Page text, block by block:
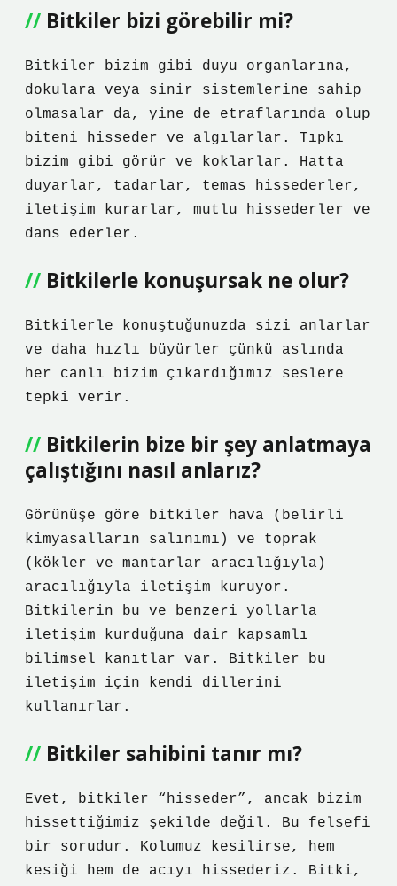
Bitkiler bizi görebilir mi?
Bitkiler bizim gibi duyu organlarına,
dokulara veya sinir sistemlerine sahip
olmasalar da, yine de etraflarında olup
biteni hisseder ve algılarlar. Tıpkı
bizim gibi görür ve koklarlar. Hatta
duyarlar, tadarlar, temas hissederler,
iletişim kurarlar, mutlu hissederler ve
dans ederler.
Bitkilerle konuşursak ne olur?
Bitkilerle konuştuğunuzda sizi anlarlar
ve daha hızlı büyürler çünkü aslında
her canlı bizim çıkardığımız seslere
tepki verir.
Bitkilerin bize bir şey anlatmaya
çalıştığını nasıl anlarız?
Görünüşe göre bitkiler hava (belirli
kimyasalların salınımı) ve toprak
(kökler ve mantarlar aracılığıyla)
aracılığıyla iletişim kuruyor.
Bitkilerin bu ve benzeri yollarla
iletişim kurduğuna dair kapsamlı
bilimsel kanıtlar var. Bitkiler bu
iletişim için kendi dillerini
kullanırlar.
Bitkiler sahibini tanır mı?
Evet, bitkiler “hisseder”, ancak bizim
hissettiğimiz şekilde değil. Bu felsefi
bir sorudur. Kolumuz kesilirse, hem
kesiği hem de acıyı hissederiz. Bitki,